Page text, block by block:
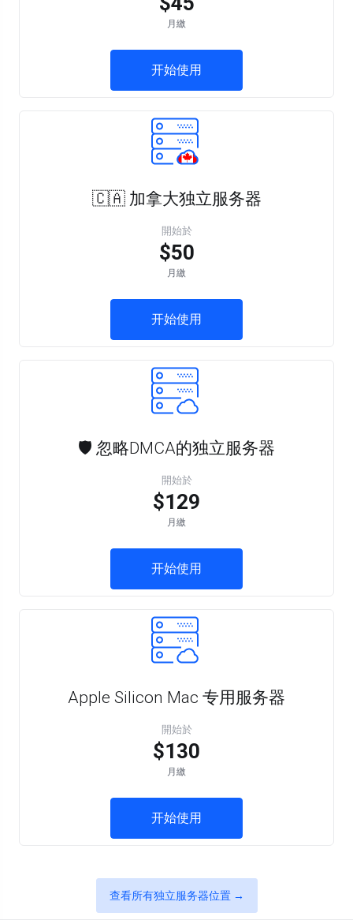
月繳
开始使用
🇨🇦 加拿大独立服务器
開始於
$50
月繳
开始使用
🛡️ 忽略DMCA的独立服务器
開始於
$129
月繳
开始使用
Apple Silicon Mac 专用服务器
開始於
$130
月繳
开始使用
查看所有独立服务器位置 →